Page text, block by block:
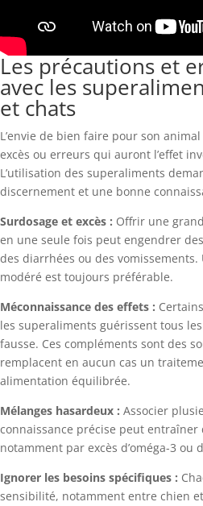
Les précautions et
avec les
et chats
L’envie de bien faire pour son
excès ou erreurs qui auront l’effet
L’utilisation des superaliments
discernement et une bonne
Surdosage et excès : Offrir une
en une seule fois peut engendrer
des diarrhées ou des
modéré est toujours préférable.
Méconnaissance des effets :
les superaliments guérissent tous
fausse. Ces compléments sont des
remplacent en aucun cas un
alimentation équilibrée.
Mélanges hasardeux : Associer
connaissance précise peut entraîner
notamment par excès d’oméga-3 ou
Ignorer les besoins spécifiques :
sensibilité, notamment entre chien